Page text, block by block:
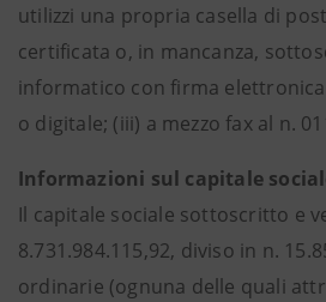
utilizzi una propria casella di
certificata o, in mancanza,
informatico con firma
o digitale; (iii) a mezzo fax al n.
Informazioni sul capitale
Il capitale sociale sottoscritto e
8.731.984.115,92, diviso in n.
ordinarie (ognuna delle quali